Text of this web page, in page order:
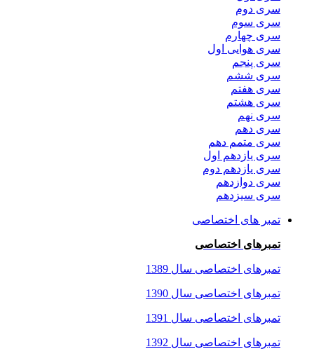
سری دوم
سری سوم
سری چهارم
سری هوایی اول
سری پنجم
سری ششم
سری هفتم
سری هشتم
سری نهم
سری دهم
سری متمم دهم
سری یازدهم اول
سری یازدهم دوم
سری دوازدهم
سری سیزدهم
تمبر های اختصاصی
تمبرهای اختصاصی
تمبرهای اختصاصی سال 1389
تمبرهای اختصاصی سال 1390
تمبرهای اختصاصی سال 1391
تمبرهای اختصاصی سال 1392